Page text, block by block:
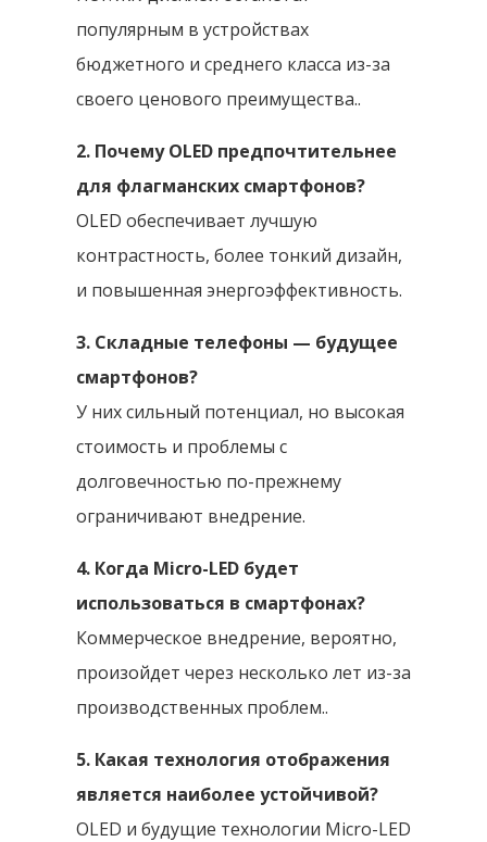
популярным в устройствах
бюджетного и среднего класса из-за
своего ценового преимущества..
2. Почему OLED предпочтительнее
для флагманских смартфонов?
OLED обеспечивает лучшую
контрастность, более тонкий дизайн,
и повышенная энергоэффективность.
3. Складные телефоны — будущее
смартфонов?
У них сильный потенциал, но высокая
стоимость и проблемы с
долговечностью по-прежнему
ограничивают внедрение.
4. Когда Micro-LED будет
использоваться в смартфонах?
Коммерческое внедрение, вероятно,
произойдет через несколько лет из-за
производственных проблем..
5. Какая технология отображения
является наиболее устойчивой?
OLED и будущие технологии Micro-LED